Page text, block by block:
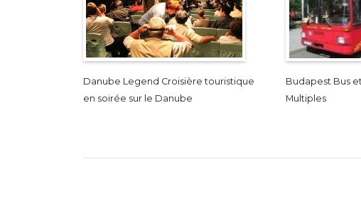
Danube Legend Croisière touristique
en soirée sur le Danube
Budapest Bus
Multiples